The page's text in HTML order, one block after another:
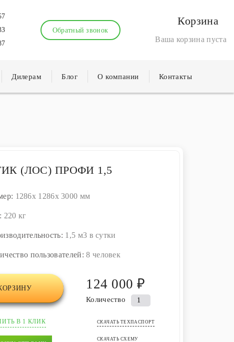
Обратный звонок
Корзина
Ваша корзина пуста
Дилерам Блог О компании Контакты
(ЛОС) ПРОФИ 1,5
1286x 1286x 3000 мм
220 кг
1,5 м3 в сутки
пользователей:8 человек
В 1 КЛИК
124 000 ₽
Количество Количество
Септик
(ЛОС)
СКАЧАТЬ ТЕХПАСПОРТ
СКАЧАТЬ СХЕМУ